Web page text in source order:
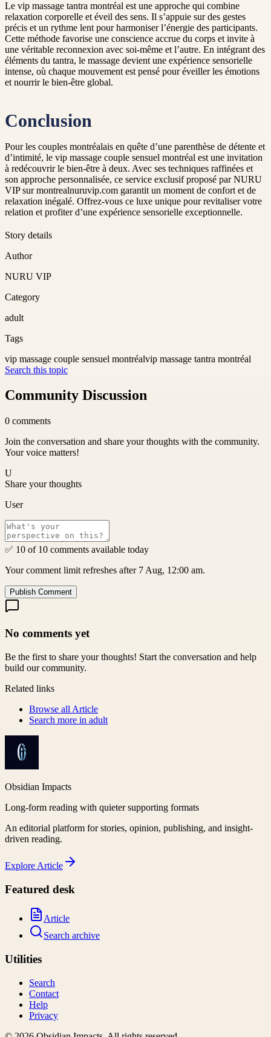
Le vip massage tantra montréal est une approche qui combine
relaxation corporelle et éveil des sens. Il s’appuie sur des gestes
précis et un rythme lent pour harmoniser l’énergie des participants.
Cette méthode favorise une conscience accrue du corps et invite à
une véritable reconnexion avec soi-même et l’autre. En intégrant des
éléments du tantra, le massage devient une expérience sensorielle
intense, où chaque mouvement est pensé pour éveiller les émotions
et nourrir le bien-être global.
Conclusion
Pour les couples montréalais en quête d’une parenthèse de détente et
d’intimité, le vip massage couple sensuel montréal est une invitation
à redécouvrir le bien-être à deux. Avec ses techniques raffinées et
son approche personnalisée, ce service exclusif proposé par NURU
VIP sur montrealnuruvip.com garantit un moment de confort et de
relaxation inégalé. Offrez-vous ce luxe unique pour revitaliser votre
relation et profiter d’une expérience sensorielle exceptionnelle.
Story details
Author
NURU VIP
Category
adult
Tags
vip massage couple sensuel montréalvip massage tantra montréal
Search this topic
Community Discussion
0 comments
Join the conversation and share your thoughts with the community.
Your voice matters!
U
Share your thoughts
User
✅ 10 of 10 comments available today
Your comment limit refreshes after 7 Aug, 12:00 am.
Publish Comment
No comments yet
Be the first to share your thoughts! Start the conversation and help
build our community.
Related links
Browse all Article
Search more in adult
Obsidian Impacts
Long-form reading with quieter supporting formats
An editorial platform for stories, opinion, publishing, and insight-
driven reading.
Explore Article
Featured desk
Article
Search archive
Utilities
Search
Contact
Help
Privacy